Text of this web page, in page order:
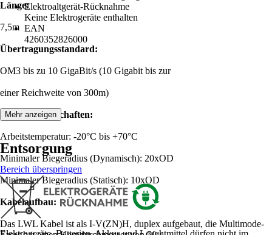
Elektroaltgerät-Rücknahme
Keine Elektrogeräte enthalten
EAN
4260352826000
Länge:
7,5m
Übertragungsstandard:
OM3 bis zu 10 GigaBit/s (10 Gigabit bis zur
einer Reichweite von 300m)
Produkteigenschaften:
Arbeitstemperatur: -20°C bis +70°C
Minimaler Biegeradius (Dynamisch): 20xOD
Minimaler Biegeradius (Statisch): 10xOD
Kabelaufbau:
Das LWL Kabel ist als I-V(ZN)H, duplex aufgebaut, die Multimode-
Mehr anzeigen
Entsorgung
Bereich überspringen